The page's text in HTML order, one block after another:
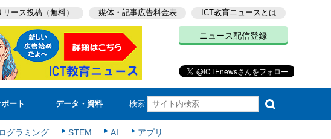
ース投稿（無料） 媒体・記事広告料金表 ICT教育ニュースとは
ニュース配信登録
ート データ・資料 検索
グラミング STEM AI アプリ